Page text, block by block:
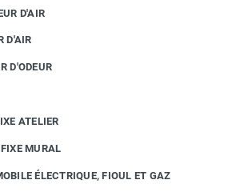
D'AIR
D'AIR
D'ODEUR
ATELIER
MURAL
ÉLECTRIQUE, FIOUL ET GAZ